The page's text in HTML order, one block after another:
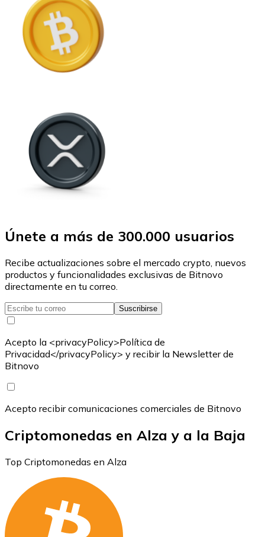
Únete a más de 300.000 usuarios
Recibe actualizaciones sobre el mercado crypto, nuevos
productos y funcionalidades exclusivas de Bitnovo
directamente en tu correo.
Suscribirse
Acepto la <privacyPolicy>Política de
Privacidad</privacyPolicy> y recibir la Newsletter de
Bitnovo
Acepto recibir comunicaciones comerciales de Bitnovo
Criptomonedas en Alza y a la Baja
Top Criptomonedas en Alza